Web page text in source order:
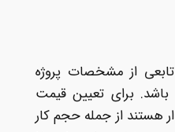
از مشخصات پروژه
برای تعیین قیمت
هستند از جمله حجم کار